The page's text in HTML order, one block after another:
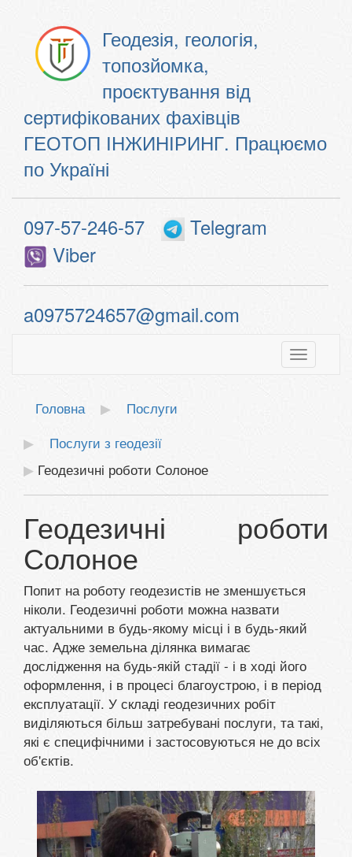
Геодезія, геологія,
топозйомка,
проєктування від
сертифікованих фахівців
ГЕОТОП ІНЖИНІРИНГ. Працюємо
по Україні
097-57-246-57
Telegram
Viber
a0975724657@gmail.com
Toggle
Головна
Послуги
Послуги з геодезії
Геодезичні роботи Солоное
Геодезичні роботи
Солоное
Попит на роботу геодезистів не зменшується
ніколи. Геодезичні роботи можна назвати
актуальними в будь-якому місці і в будь-який
час. Адже земельна ділянка вимагає
дослідження на будь-якій стадії - і в ході його
оформлення, і в процесі благоустрою, і в період
експлуатації. У складі геодезичних робіт
виділяються більш затребувані послуги, та такі,
які є специфічними і застосовуються не до всіх
об'єктів.